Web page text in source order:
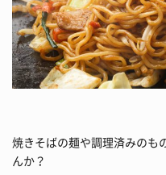
焼きそばの麺や調理済みのも
んか？